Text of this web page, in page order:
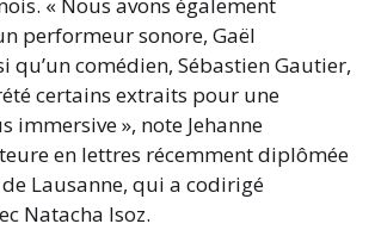
« Nous avons également
performeur sonore, Gaël
qu’un comédien, Sébastien Gautier,
certains extraits pour une
immersive », note Jehanne
en lettres récemment diplômée
Lausanne, qui a codirigé
Natacha Isoz.